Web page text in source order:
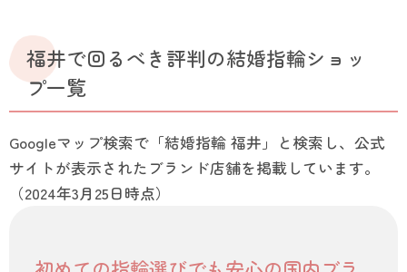
福井で回るべき評判の結婚指輪ショッ
プ一覧
Googleマップ検索で「結婚指輪 福井」と検索し、公式
サイトが表示されたブランド店舗を掲載しています。
（2024年3月25日時点）